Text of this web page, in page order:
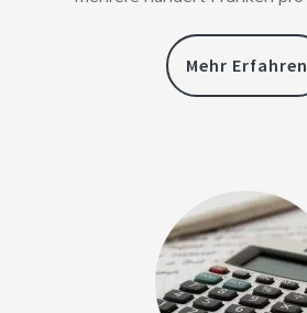
Mehr Erfahren